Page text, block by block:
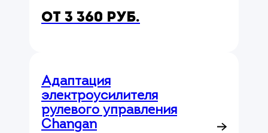
от 3 360 руб.
Адаптация
электроусилителя
рулевого управления
Changan